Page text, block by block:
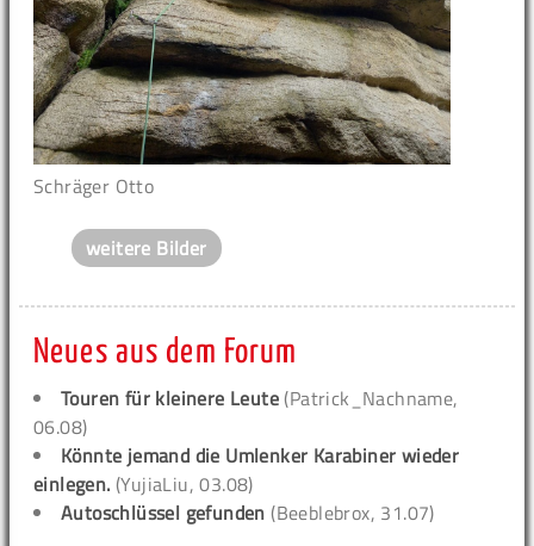
Schräger Otto
weitere Bilder
Neues aus dem Forum
Touren für kleinere Leute (Patrick_Nachname,
06.08)
Könnte jemand die Umlenker Karabiner wieder
einlegen. (YujiaLiu, 03.08)
Autoschlüssel gefunden (Beeblebrox, 31.07)